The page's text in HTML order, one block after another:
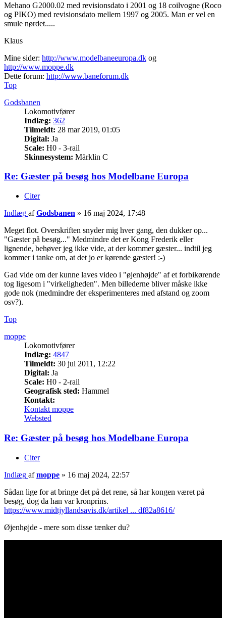
Mehano G2000.02 med revisionsdato i 2001 og 18 coilvogne (Roco
og PIKO) med revisionsdato mellem 1997 og 2005. Man er vel en
smule nørdet.....
Klaus
Mine sider: http://www.modelbaneeuropa.dk og
http://www.moppe.dk
Dette forum: http://www.baneforum.dk
Top
Godsbanen
Lokomotivfører
Indlæg: 362
Tilmeldt: 28 mar 2019, 01:05
Digital: Ja
Scale: H0 - 3-rail
Skinnesystem: Märklin C
Re: Gæster på besøg hos Modelbane Europa
Citer
Indlæg afGodsbanen » 16 maj 2024, 17:48
Meget flot. Overskriften snyder mig hver gang, den dukker op...
"Gæster på besøg..." Medmindre det er Kong Frederik eller
lignende, behøver jeg ikke vide, at der kommer gæster... indtil jeg
kommer i tanke om, at det jo er kørende gæster! :-)
Gad vide om der kunne laves video i "øjenhøjde" af et forbikørende
tog ligesom i "virkeligheden". Men billederne bliver måske ikke
gode nok (medmindre der eksperimenteres med afstand og zoom
osv?).
Top
moppe
Lokomotivfører
Indlæg: 4847
Tilmeldt: 30 jul 2011, 12:22
Digital: Ja
Scale: H0 - 2-rail
Geografisk sted: Hammel
Kontakt:
Kontakt moppe
Websted
Re: Gæster på besøg hos Modelbane Europa
Citer
Indlæg afmoppe » 16 maj 2024, 22:57
Sådan lige for at bringe det på det rene, så har kongen været på
besøg, dog da han var kronprins.
https://www.midtjyllandsavis.dk/artikel ... df82a8616/
Øjenhøjde - mere som disse tænker du?